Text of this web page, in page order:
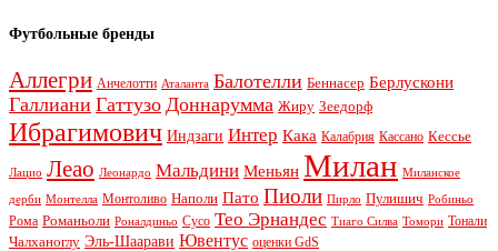
Футбольные бренды
Аллегри Анчелотти Аталанта Балотелли Беннасер Берлускони
Галлиани Гаттузо Доннарумма Жиру Зеедорф
Ибрагимович Индзаги Интер Кака Калабрия Кассано Кессье
Лацио Леао Леонардо Мальдини Меньян Милан Миланское
дерби Монтелла Монтоливо Наполи Пато Пиоли Пирло Пулишич Робиньо
Рома Романьоли Роналдиньо Сусо Тео Эрнандес Тиаго Силва Томори Тонали
Чалханоглу Эль-Шаарави Ювентус оценки GdS